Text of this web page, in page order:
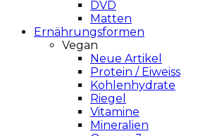
DVD
Matten
Ernährungsformen
Vegan
Neue Artikel
Protein / Eiweiss
Kohlenhydrate
Riegel
Vitamine
Mineralien